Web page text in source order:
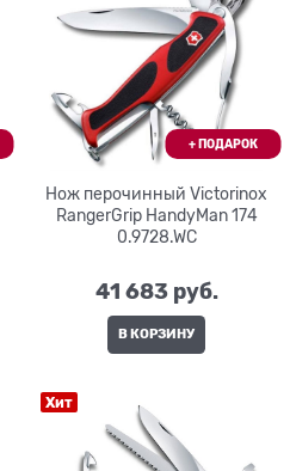
Нож перочинный Victorinox
RangerGrip HandyMan 174
0.9728.WC
41 683 руб.
В КОРЗИНУ
Хит